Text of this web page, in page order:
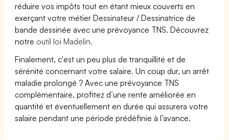
réduire vos impôts tout en étant mieux couverts en
exerçant votre métier Dessinateur / Dessinatrice de
bande dessinée avec une prévoyance TNS. Découvrez
notre outil loi Madelin.
Finalement, c'est un peu plus de tranquillité et de
sérénité concernant votre salaire. Un coup dur, un arrêt
maladie prolongé ? Avec une prévoyance TNS
complémentaire, profitez d’une rente améliorée en
quantité et éventuellement en durée qui assurera votre
salaire pendant une période prédéfinie à l’avance.